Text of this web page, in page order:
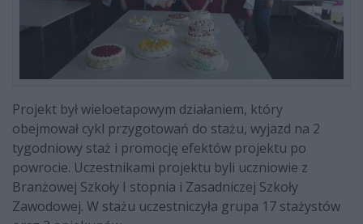
Projekt był wieloetapowym działaniem, który
obejmował cykl przygotowań do stażu, wyjazd na 2
tygodniowy staż i promocję efektów projektu po
powrocie. Uczestnikami projektu byli uczniowie z
Branżowej Szkoły I stopnia i Zasadniczej Szkoły
Zawodowej. W stażu uczestniczyła grupa 17 stażystów